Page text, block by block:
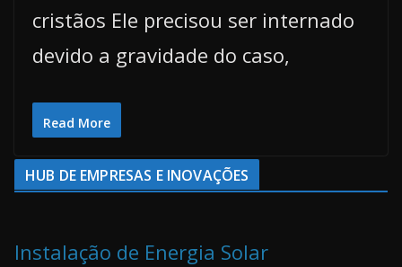
cristãos Ele precisou ser internado
devido a gravidade do caso,
Read More
HUB DE EMPRESAS E INOVAÇÕES
Instalação de Energia Solar